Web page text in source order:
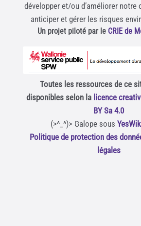
développer et/ou d’améliorer notre
anticiper et gérer les risques
Un projet piloté par le CRIE de
Toutes les ressources de ce
disponibles selon la licence
BY Sa 4.0
(>^_^)> Galope sous
Politique de protection des
légales